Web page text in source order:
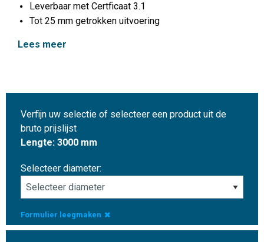
Leverbaar met Certficaat 3.1
Tot 25 mm getrokken uitvoering
Lees meer
Verfijn uw selectie of selecteer een product uit de
bruto prijslijst
Lengte: 3000 mm
Selecteer diameter:
Formulier leegmaken